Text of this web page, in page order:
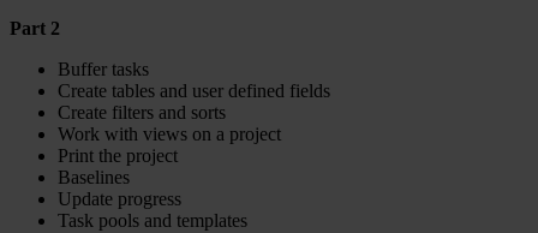
Part 2
Buffer tasks
Create tables and user defined fields
Create filters and sorts
Work with views on a project
Print the project
Baselines
Update progress
Task pools and templates